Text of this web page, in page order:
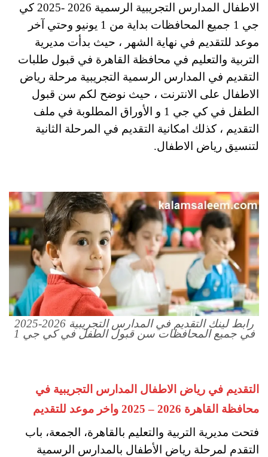
الاطفال المدارس التجريبية الرسمية 2026 -2025 كي
جي 1 جميع المحافظات بداية من 1 يونيو وحتي آخر
موعد للتقديم في نهاية الشهر ، حيث بدأت مديرية
التربية والتعليم في محافظة القاهرة في قبول طلبات
التقديم في المدارس الرسمية التجريبية مرحلة رياض
الاطفال على الانترنت ، حيث نوضح لكم سن قبول
الطفل في كي جي 1 و الأوراق المطلوبة في ملف
التقديم ، كذلك امكانية التقديم في المرحلة الثانية
لتنسيق رياض الاطفال.
رابط لينك التقديم في المدارس التجريبية 2026-2025
في جميع المحافظات سن قبول الطفل في كي جي 1
التقديم في رياض الاطفال المدارس التجريبية في
محافظة القاهرة 2026 – 2025 واخر موعد للتقديم
فتحت مديرية التربية والتعليم بالقاهرة، الجمعة، باب
التقدم لمرحلة رياض الأطفال بالمدارس الرسمية